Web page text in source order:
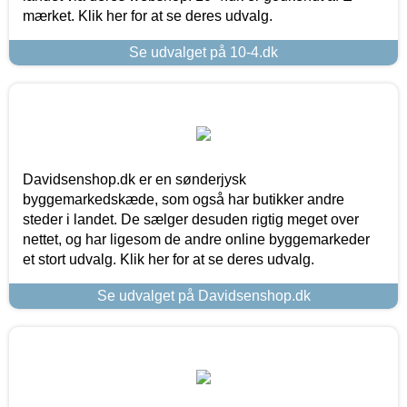
mærket. Klik her for at se deres udvalg.
Se udvalget på 10-4.dk
Davidsenshop.dk er en sønderjysk
byggemarkedskæde, som også har butikker andre
steder i landet. De sælger desuden rigtig meget over
nettet, og har ligesom de andre online byggemarkeder
et stort udvalg. Klik her for at se deres udvalg.
Se udvalget på Davidsenshop.dk